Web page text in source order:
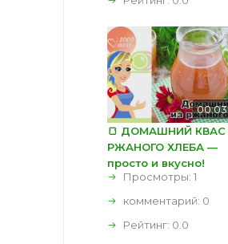
🍞 ДОМАШНИЙ КВАС
РЖАНОГО ХЛЕБА —
просто и вкусно!
Просмотры: 1
комментарий: 0
Рейтинг: 0.0